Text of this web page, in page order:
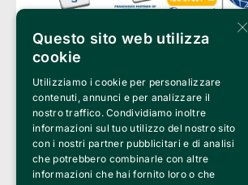
Clappit è un marchio di proprietà di:
Bemils Srl
a Socio Unico
Via Fosse Ardeatine, 4 -20092 Cinisello Balsamo (MI)
PI 05589050961
Iscr. C.C.I.A.A. Milano R.E.A. 1833471
© 2010-2025 Bemils Srl - Tutti i diritti riservati
×
Questo sito web utilizza
cookie
Utilizziamo i cookie per personalizzare
contenuti, annunci e per analizzare il
nostro traffico. Condividiamo inoltre
informazioni sul tuo utilizzo del nostro sito
con i nostri partner pubblicitari e di analisi
che potrebbero combinarle con altre
informazioni che hai fornito loro o che